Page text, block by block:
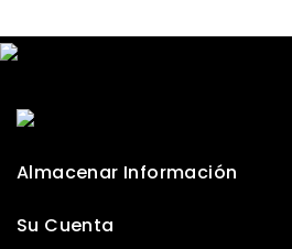
Almacenar Información
Su Cuenta